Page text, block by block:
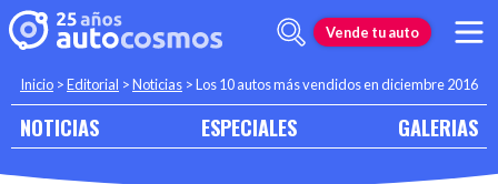
Vende tu auto
Inicio >Editorial >Noticias >Los 10 autos más vendidos en diciembre 2016
NOTICIAS ESPECIALES GALERIAS